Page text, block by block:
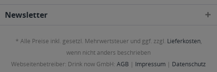
Newsletter
* Alle Preise inkl. gesetzl. Mehrwertsteuer und ggf. zzgl. Lieferkosten,
wenn nicht anders beschrieben
Webseitenbetreiber: Drink now GmbH: AGB | Impressum | Datenschutz